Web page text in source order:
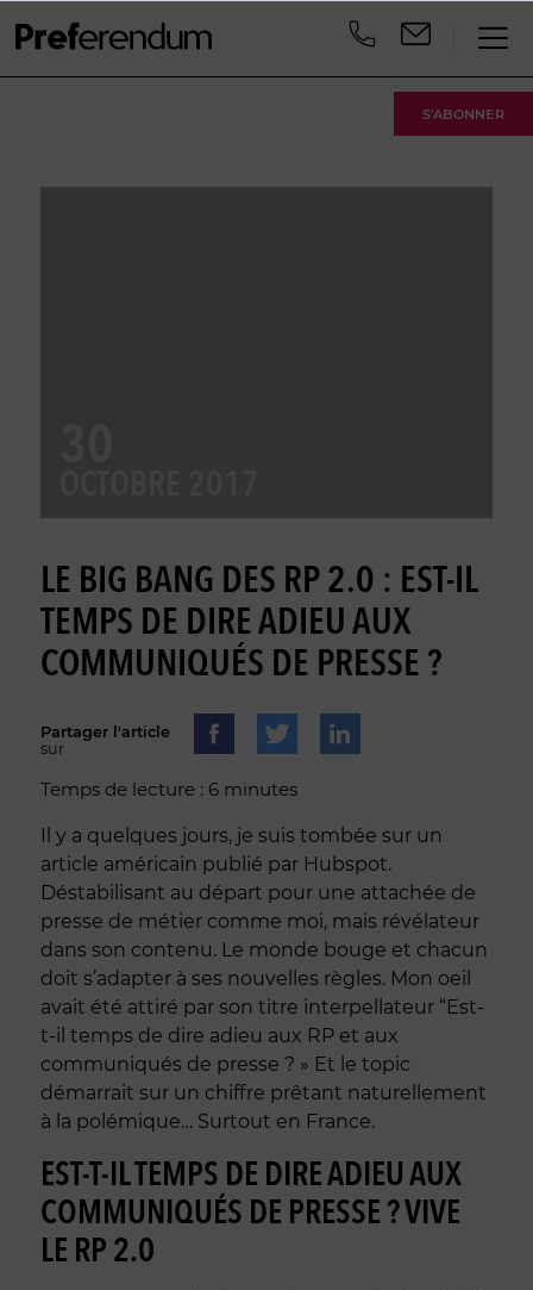
S'ABONNER
LE BIG BANG DES RP 2.0 : EST-IL
TEMPS DE DIRE ADIEU AUX
COMMUNIQUÉS DE PRESSE ?
Partager l'article
sur
Temps de lecture : 6 minutes
Il y a quelques jours, je suis tombée sur un
article américain publié par Hubspot.
Déstabilisant au départ pour une attachée de
presse de métier comme moi, mais révélateur
dans son contenu. Le monde bouge et chacun
doit s’adapter à ses nouvelles règles. Mon oeil
avait été attiré par son titre interpellateur “Est-
t-il temps de dire adieu aux RP et aux
communiqués de presse ? » Et le topic
démarrait sur un chiffre prêtant naturellement
à la polémique… Surtout en France.
EST-T-IL TEMPS DE DIRE ADIEU AUX
COMMUNIQUÉS DE PRESSE ? VIVE
LE RP 2.0